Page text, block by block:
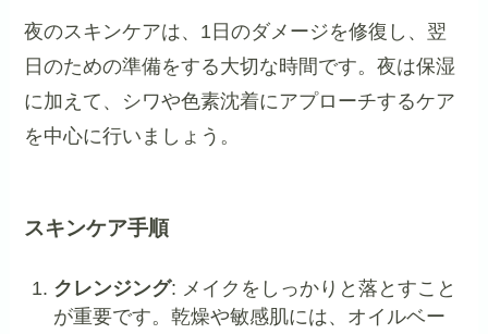
夜のスキンケアは、1日のダメージを修復し、翌
日のための準備をする大切な時間です。夜は保湿
に加えて、シワや色素沈着にアプローチするケア
を中心に行いましょう。
スキンケア手順
クレンジング: メイクをしっかりと落とすこと
が重要です。乾燥や敏感肌には、オイルベー